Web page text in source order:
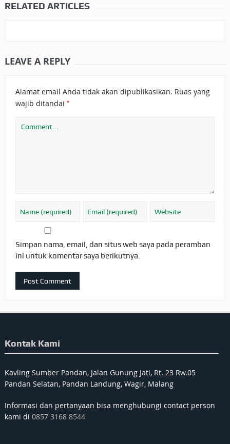
RELATED ARTICLES
LEAVE A REPLY
Alamat email Anda tidak akan dipublikasikan. Ruas yang
wajib ditandai *
Simpan nama, email, dan situs web saya pada peramban
ini untuk komentar saya berikutnya.
Kontak Kami
Kavling Sumber Pandan, Jalan Gunung Jati, Rt. 23 Rw.05
Pandan Selatan, Pandan Landung, Wagir, Malang
Informasi dan pertanyaan bisa menghubungi contact person
kami di 0857 3168 8544